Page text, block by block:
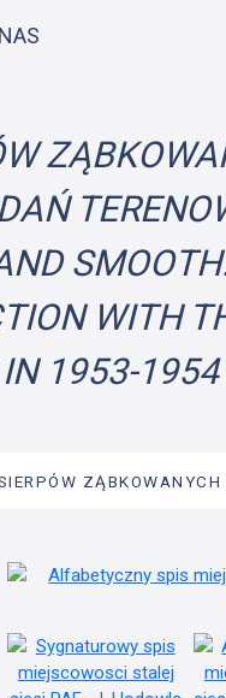
WITH
IN 1953-1954
ZĄBKOWANYCH